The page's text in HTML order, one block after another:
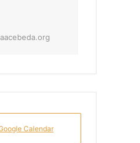
Calendar